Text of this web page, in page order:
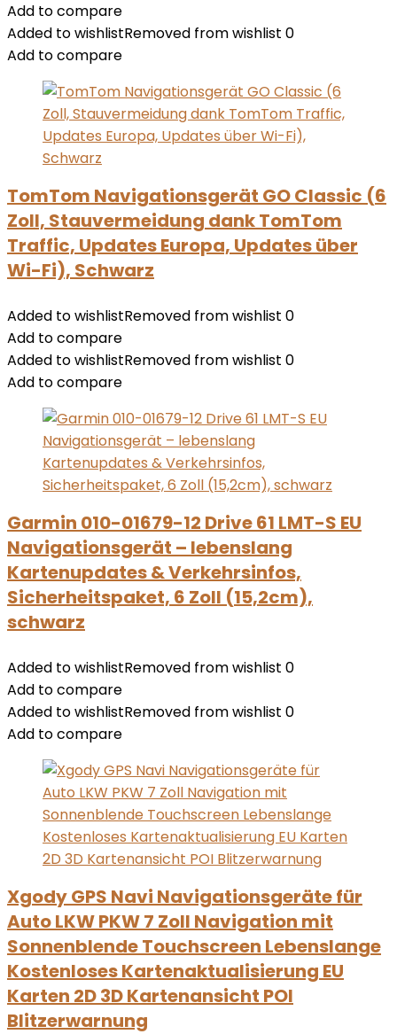
Add to compare
Added to wishlistRemoved from wishlist 0
Add to compare
TomTom Navigationsgerät GO Classic (6
Zoll, Stauvermeidung dank TomTom
Traffic, Updates Europa, Updates über
Wi-Fi), Schwarz
Added to wishlistRemoved from wishlist 0
Add to compare
Added to wishlistRemoved from wishlist 0
Add to compare
Garmin 010-01679-12 Drive 61 LMT-S EU
Navigationsgerät – lebenslang
Kartenupdates & Verkehrsinfos,
Sicherheitspaket, 6 Zoll (15,2cm),
schwarz
Added to wishlistRemoved from wishlist 0
Add to compare
Added to wishlistRemoved from wishlist 0
Add to compare
Xgody GPS Navi Navigationsgeräte für
Auto LKW PKW 7 Zoll Navigation mit
Sonnenblende Touchscreen Lebenslange
Kostenloses Kartenaktualisierung EU
Karten 2D 3D Kartenansicht POI
Blitzerwarnung